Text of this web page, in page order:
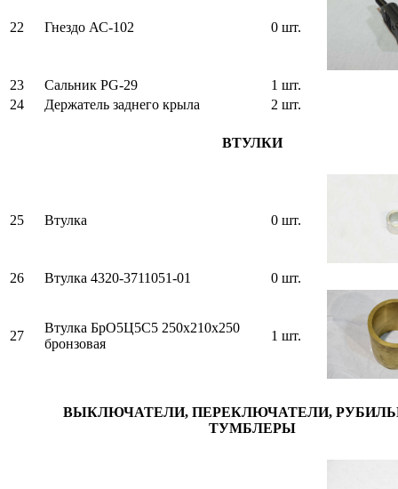
22 Гнездо АС-102 0 шт.
23 Сальник PG-29
1 шт.
24
Держатель заднего крыла 2 шт.
ВТУЛКИ
25 Втулка 0 шт.
26 Втулка 4320-3711051-01 0 шт.
27
Втулка БрО5Ц5С5 250х210х250
бронзовая
1 шт.
ВЫКЛЮЧАТЕЛИ, ПЕРЕКЛЮЧАТЕЛИ,
ТУМБЛЕРЫ